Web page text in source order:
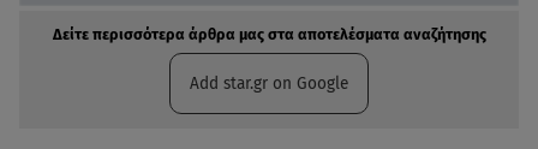
Δείτε περισσότερα άρθρα μας στα αποτελέσματα αναζήτησης
Add star.gr on Google